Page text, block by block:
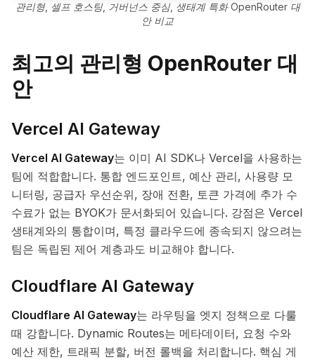
관리형, 셀프 호스팅, 거버넌스 중심, 생태계 특화 OpenRouter 대
안 비교
최고의 관리형 OpenRouter 대
안
Vercel AI Gateway
Vercel AI Gateway는 이미 AI SDK나 Vercel을 사용하는
팀에 적합합니다. 통합 엔드포인트, 예산 관리, 사용량 모
니터링, 공급자 우선순위, 장애 전환, 토큰 가격에 추가 수
수료가 없는 BYOK가 문서화되어 있습니다. 강점은 Vercel
생태계와의 통합이며, 특정 클라우드에 종속되지 않으려는
팀은 독립된 제어 계층과도 비교해야 합니다.
Cloudflare AI Gateway
Cloudflare AI Gateway는 라우팅을 엣지 정책으로 다룰
때 강합니다. Dynamic Routes는 메타데이터, 요청 수와
예산 제한, 트래픽 분할, 버전 롤백을 처리합니다. 핵심 게